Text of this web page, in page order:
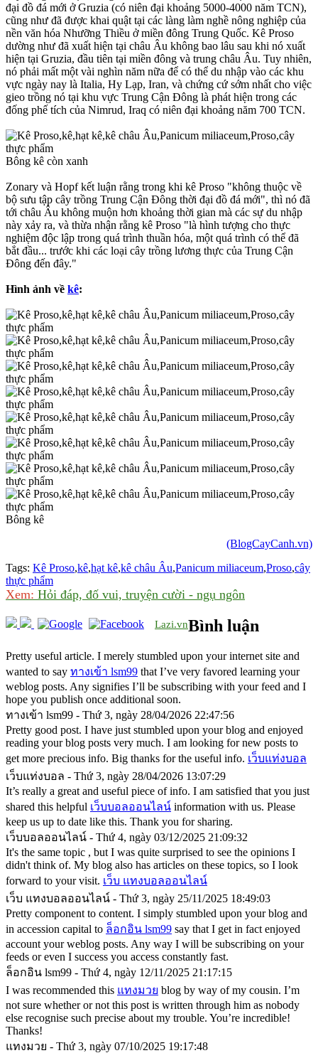
đại đồ đá mới ở Gruzia (có niên đại khoảng 5000-4000 năm TCN),
cũng như đã được khai quật tại các làng làm nghề nông nghiệp của
nền văn hóa Nhưỡng Thiều ở miền đông Trung Quốc. Kê Proso
dường như đã xuất hiện tại châu Âu không bao lâu sau khi nó xuất
hiện tại Gruzia, đầu tiên tại miền đông và trung châu Âu. Tuy nhiên,
nó phải mất một vài nghìn năm nữa để có thể du nhập vào các khu
vực ngày nay là Italia, Hy Lạp, Iran, và chứng cứ sớm nhất cho việc
gieo trồng nó tại khu vực Trung Cận Đông là phát hiện trong các
đống phế tích của Nimrud, Iraq có niên đại khoảng năm 700 TCN.
Bông kê còn xanh
Zonary và Hopf kết luận rằng trong khi kê Proso "không thuộc về
bộ sưu tập cây trồng Trung Cận Đông thời đại đồ đá mới", thì nó đã
tới châu Âu không muộn hơn khoảng thời gian mà các sự du nhập
này xảy ra, và thừa nhận rằng kê Proso "là hình tượng cho thực
nghiệm độc lập trong quá trình thuần hóa, một quá trình có thể đã
bắt đầu... trước khi các loại cây trồng lương thực của Trung Cận
Đông đến đây."
Hình ảnh về kê:
Bông kê
(BlogCayCanh.vn)
Tags: Kê Proso,kê,hạt kê,kê châu Âu,Panicum miliaceum,Proso,cây
thực phẩm
Xem: Hỏi đáp, đố vui, truyện cười - ngụ ngôn
Lazi.vnBình luận
Pretty useful article. I merely stumbled upon your internet site and
wanted to say ทางเข้า lsm99 that I’ve very favored learning your
weblog posts. Any signifies I’ll be subscribing with your feed and I
hope you publish once additional soon.
ทางเข้า lsm99 - Thứ 3, ngày 28/04/2026 22:47:56
Pretty good post. I have just stumbled upon your blog and enjoyed
reading your blog posts very much. I am looking for new posts to
get more precious info. Big thanks for the useful info. เว็บแท่งบอล
เว็บแท่งบอล - Thứ 3, ngày 28/04/2026 13:07:29
It’s really a great and useful piece of info. I am satisfied that you just
shared this helpful เว็บบอลออนไลน์ information with us. Please
keep us up to date like this. Thank you for sharing.
เว็บบอลออนไลน์ - Thứ 4, ngày 03/12/2025 21:09:32
It's the same topic , but I was quite surprised to see the opinions I
didn't think of. My blog also has articles on these topics, so I look
forward to your visit. เว็บ แทงบอลออนไลน์
เว็บ แทงบอลออนไลน์ - Thứ 3, ngày 25/11/2025 18:49:03
Pretty component to content. I simply stumbled upon your blog and
in accession capital to ล็อกอิน lsm99 say that I get in fact enjoyed
account your weblog posts. Any way I will be subscribing on your
feeds or even I success you access constantly fast.
ล็อกอิน lsm99 - Thứ 4, ngày 12/11/2025 21:17:15
I was recommended this แทงมวย blog by way of my cousin. I’m
not sure whether or not this post is written through him as nobody
else recognise such precise about my trouble. You’re incredible!
Thanks!
แทงมวย - Thứ 3, ngày 07/10/2025 19:17:48